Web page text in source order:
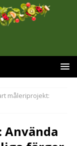
måleriprojekt: